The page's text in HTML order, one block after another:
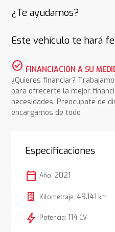
¿Te ayudamos?
Este vehículo te hará
check_circle FINANCIACIÓN A SU
¿Quieres financiar?
para ofrecerte la mejor
necesidades. Preocúpate de
encargamos de todo
Especificaciones
calendar_today Año: 2021
Kilometraje: 49.141 km
bolt Potencia: 114CV